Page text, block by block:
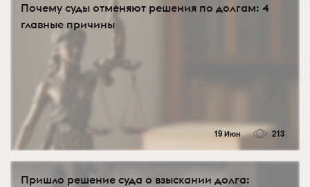
Почему суды отменяют решения по долгам: 4
главные причины
19 Июн 213
Пришло решение суда о взыскании долга: